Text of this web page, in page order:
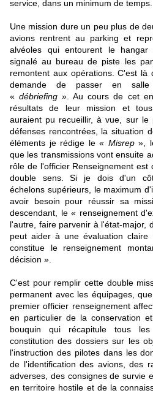
service, dans un minimum de temps.
Une mission dure un peu plus de
avions rentrent au parking et
alvéoles qui entourent le
signalé au bureau de piste les
remontent aux opérations. C'est
demande de passer en salle
«débriefing ». Au cours de cet
résultats de leur mission et
auraient pu recueillir, à vue, sur le
défenses rencontrées, la situation
éléments je rédige le « Misrep»,
que les transmissions vont ensuite
rôle de l'officier Renseignement
double sens. Si je dois d'un
échelons supérieurs, le maximum
avoir besoin pour réussir sa
descendant, le « renseignement
l'autre, faire parvenir à l'état-major,
peut aider à une évaluation
constitue le renseignement
décision ».
C'est pour remplir cette double
permanent avec les équipages,
premier officier renseignement
en particulier de la conservation
bouquin qui récapitule tous
constitution des dossiers sur les
l'instruction des pilotes dans les
de l'identification des avions, des
adverses, des consignes de survie
en territoire hostile et de la